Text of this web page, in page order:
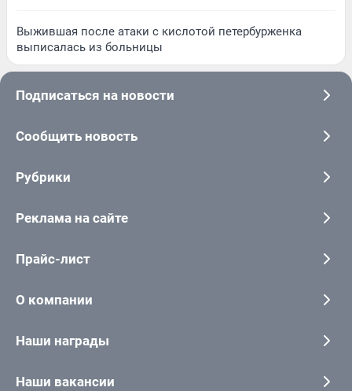
Выжившая после атаки с кислотой петербурженка
выписалась из больницы
Подписаться на новости
Сообщить новость
Рубрики
Реклама на сайте
Прайс-лист
О компании
Наши награды
Наши вакансии